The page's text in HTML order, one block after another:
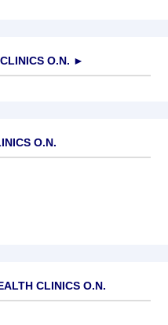
O.N. ►
O.N.
CLINICS O.N.